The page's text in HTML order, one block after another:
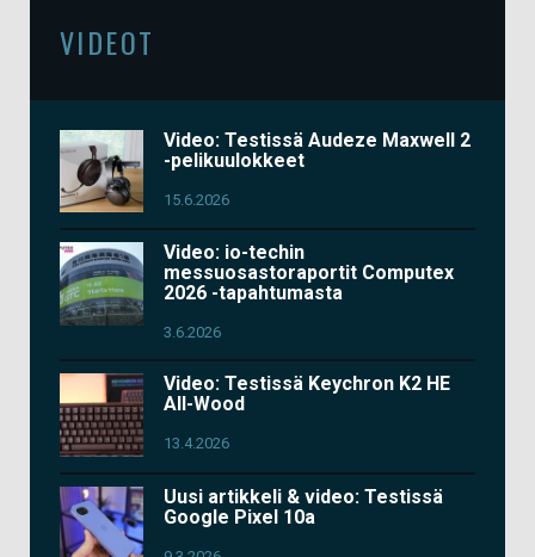
VIDEOT
Video: Testissä Audeze Maxwell 2
-pelikuulokkeet
15.6.2026
Video: io-techin
messuosastoraportit Computex
2026 -tapahtumasta
3.6.2026
Video: Testissä Keychron K2 HE
All-Wood
13.4.2026
Uusi artikkeli & video: Testissä
Google Pixel 10a